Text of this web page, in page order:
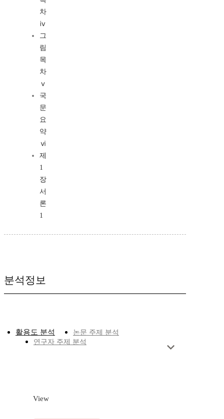
차
ⅳ
그
림
목
차
ⅴ
국
문
요
약
ⅵ
제
1
장
서
론
1
분석정보
활용도 분석
논문 주제 분석
연구자 주제 분석
View